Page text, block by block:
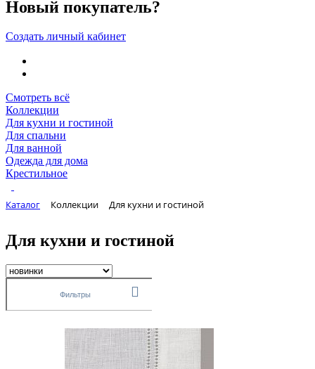
Новый покупатель?
Создать личный кабинет
Смотреть всё
Коллекции
Для кухни и гостиной
Для спальни
Для ванной
Одежда для дома
Крестильное
Каталог Коллекции Для кухни и гостиной
Для кухни и гостиной
Фильтры